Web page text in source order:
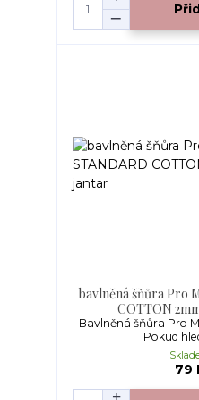
bavlněná šňůra Pro
COTTON
Bavlněná šňůra Pro
Pokud
79